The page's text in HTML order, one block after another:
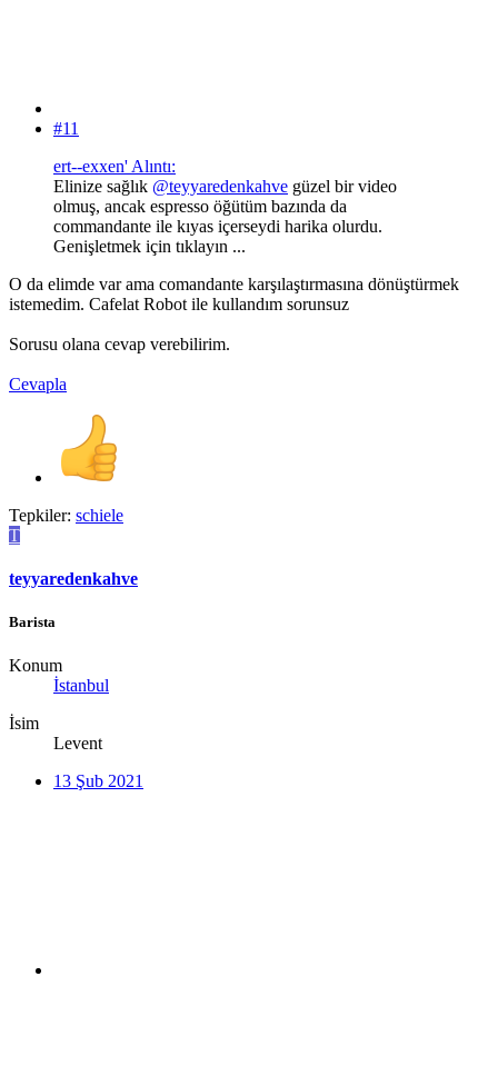
#11
ert--exxen' Alıntı:
Elinize sağlık @teyyaredenkahve güzel bir video
olmuş, ancak espresso öğütüm bazında da
commandante ile kıyas içerseydi harika olurdu.
Genişletmek için tıklayın ...
O da elimde var ama comandante karşılaştırmasına dönüştürmek
istemedim. Cafelat Robot ile kullandım sorunsuz
Sorusu olana cevap verebilirim.
Cevapla
Tepkiler: schiele
T
teyyaredenkahve
Barista
Konum
İstanbul
İsim
Levent
13 Şub 2021